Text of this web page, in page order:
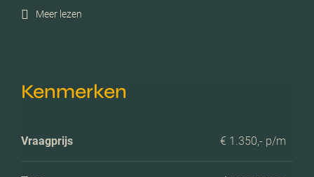
Meer lezen
Kenmerken
Vraagprijs € 1.350,- p/m